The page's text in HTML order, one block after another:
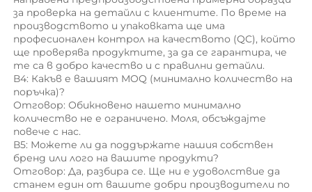
за проверка на детайли с клиентите. По време на
производството и упаковката ще има
професионален контрол на качеството (QC), който
ще проверява продуктите, за да се гарантира, че
те са в добро качество и с правилни детайли.
В4: Какъв е вашият MOQ (минимално количество на
поръчка)?
Отговор: Обикновено нашето минимално
количество не е ограничено. Моля, обсъждајте
повече с нас.
В5: Можете ли да поддържате нашия собствен
бренд или лого на вашите продукти?
Отговор: Да, разбира се. Ще ни е удоволствие да
станем един от вашите добри производители по